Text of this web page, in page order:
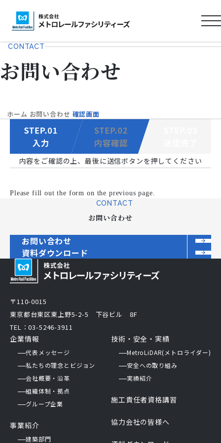
CONTACT
お問い合わせ
ホーム お問い合わせ 確認画面
内容をご確認の上、最後に送信ボタンを押してください
Please fill out the form on the previous page.
CONTACT
お問い合わせ
お問い合わせ
資料ダウンロード
〒110-0015
東京都台東区東上野5-2-5 下谷ビル 8F
TEL：03-5246-3911
企業情報
代表メッセージ
私たちの理念とビジョン
会社概要・沿革
組織体制・拠点
グループ企業
事業紹介
建築部門
技術・安全・実績
MetroLiDAR(メトロライダー)
安全への取り組み
実績紹介
施工責任者資格講習
協力会社の皆様へ